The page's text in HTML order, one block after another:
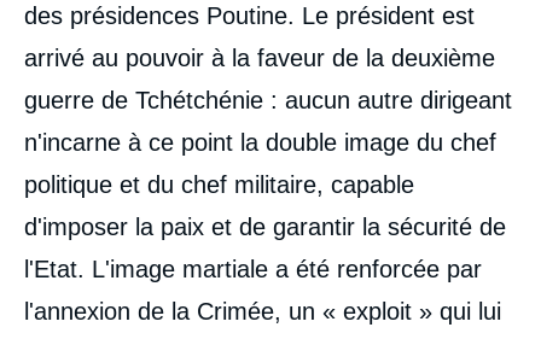
des présidences Poutine. Le président est
arrivé au pouvoir à la faveur de la deuxième
guerre de Tchétchénie : aucun autre dirigeant
n'incarne à ce point la double image du chef
politique et du chef militaire, capable
d'imposer la paix et de garantir la sécurité de
l'Etat. L'image martiale a été renforcée par
l'annexion de la Crimée, un « exploit » qui lui